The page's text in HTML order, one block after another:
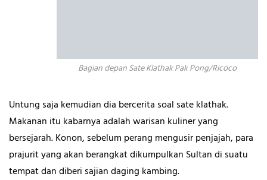
Bagian depan Sate Klathak Pak Pong/Ricoco
Untung saja kemudian dia bercerita soal sate klathak.
Makanan itu kabarnya adalah warisan kuliner yang
bersejarah. Konon, sebelum perang mengusir penjajah, para
prajurit yang akan berangkat dikumpulkan Sultan di suatu
tempat dan diberi sajian daging kambing.